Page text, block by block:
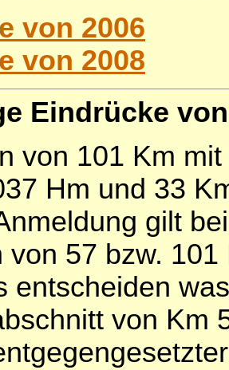
von 2006
von 2008
Eindrücke
von 101 Km
Hm und 33
gilt
von 57 bzw.
entscheiden
von Km